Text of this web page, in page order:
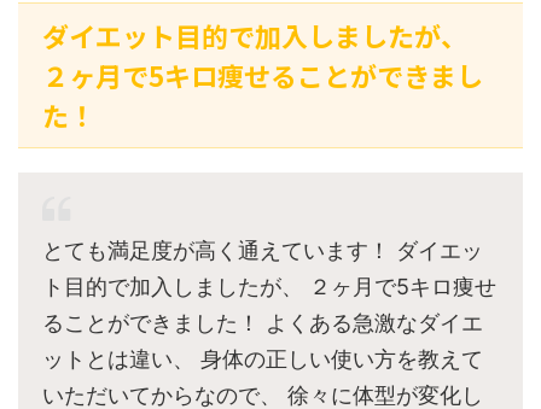
ダイエット目的で加入しましたが、
２ヶ月で5キロ痩せることができまし
た！
とても満足度が高く通えています！ ダイエッ
ト目的で加入しましたが、 ２ヶ月で5キロ痩せ
ることができました！ よくある急激なダイエ
ットとは違い、 身体の正しい使い方を教えて
いただいてからなので、 徐々に体型が変化し